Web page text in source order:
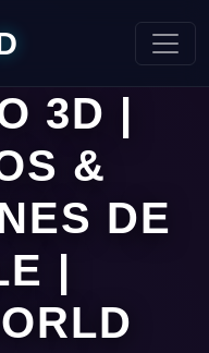
3D |
&
DE
|